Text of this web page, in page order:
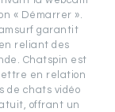
« Démarrer ».
garantit
reliant des
Chatspin est
en relation
de chats vidéo
offrant un